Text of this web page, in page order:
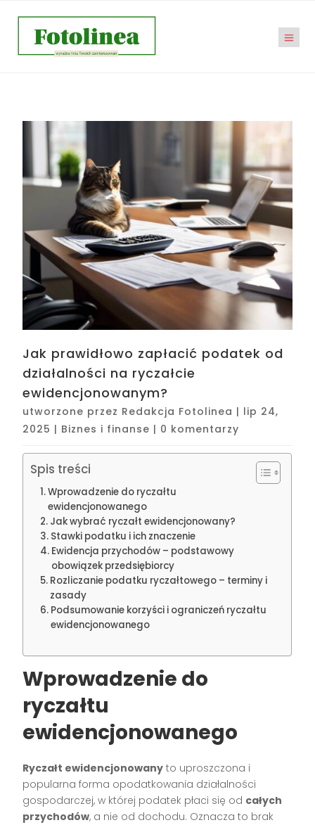
Jak prawidłowo zapłacić podatek od
działalności na ryczałcie
ewidencjonowanym?
utworzone przez Redakcja Fotolinea | lip 24,
2025 | Biznes i finanse | 0 komentarzy
Spis treści
Wprowadzenie do ryczałtu
ewidencjonowanego
Jak wybrać ryczałt ewidencjonowany?
Stawki podatku i ich znaczenie
Ewidencja przychodów – podstawowy
obowiązek przedsiębiorcy
Rozliczanie podatku ryczałtowego – terminy i
zasady
Podsumowanie korzyści i ograniczeń ryczałtu
ewidencjonowanego
Wprowadzenie do
ryczałtu
ewidencjonowanego
Ryczałt ewidencjonowany to uproszczona i
popularna forma opodatkowania działalności
gospodarczej, w której podatek płaci się od całych
przychodów, a nie od dochodu. Oznacza to brak